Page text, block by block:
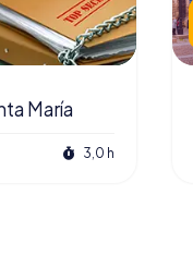
María
3,0 h